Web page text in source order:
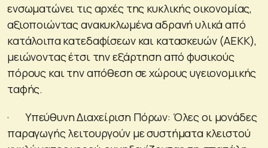
ενσωματώνει τις αρχές της κυκλικής οικονομίας,
αξιοποιώντας ανακυκλωμένα αδρανή υλικά από
κατάλοιπα κατεδαφίσεων και κατασκευών (ΑΕΚΚ),
μειώνοντας έτσι την εξάρτηση από φυσικούς
πόρους και την απόθεση σε χώρους υγειονομικής
ταφής.
· Υπεύθυνη Διαχείριση Πόρων: Όλες οι μονάδες
παραγωγής λειτουργούν με συστήματα κλειστού